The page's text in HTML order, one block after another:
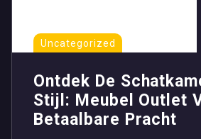
Uncategorized
Ontdek De
Stijl: Meubel Outlet
Betaalbare Pracht